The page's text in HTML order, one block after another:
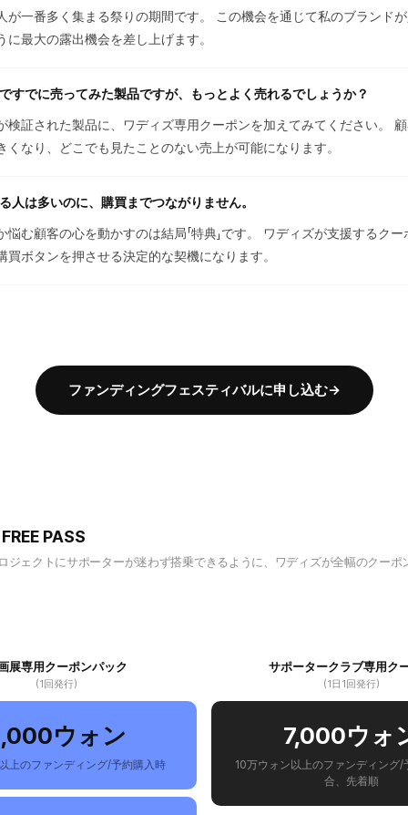
が一番多く集まる祭りの期間です。 この機会を通じて私のブランド
に最大の露出機会を差し上げます。
すでに売ってみた製品ですが、もっとよく売れるでしょうか？
検証された製品に、ワディズ専用クーポンを加えてみてください。
くなり、どこでも見たことのない売上が可能になります。
人は多いのに、購買までつながりません。
悩む顧客の心を動かすのは結局「特典」です。 ワディズが支援するク
買ボタンを押させる決定的な契機になります。
ファンディングフェスティバルに申し込む→
PASS
ジェクトにサポーターが迷わず搭乗できるように、ワディズが全幅のクーポ
展専用クーポンパック
(1回発行)
ウォン
上のファンディング/予約購入時
サポータークラブ専用ク
(1日1回発行)
7,000ウォ
10万ウォン以上のファンディング/
合、先着順